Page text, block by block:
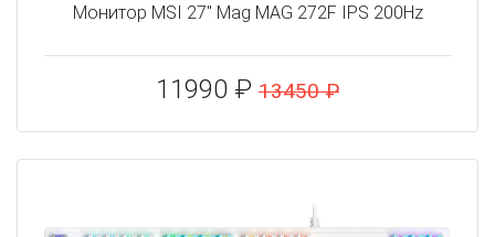
Монитор MSI 27" Mag MAG 272F IPS 200Hz
11990 ₽ 13450 ₽